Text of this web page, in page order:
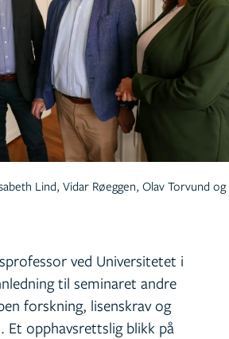
Lind, Vidar Røeggen, Olav Torvund og
ved Universitetet i
til seminaret andre
forskning, lisenskrav og
Et opphavsrettslig blikk på